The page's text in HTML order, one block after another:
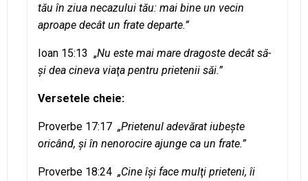
tău în ziua necazului tău: mai bine un vecin
aproape decât un frate departe.”
Ioan 15:13 „Nu este mai mare dragoste decât să-
şi dea cineva viaţa pentru prietenii săi.”
Versetele cheie:
Proverbe 17:17 „Prietenul adevărat iubeşte
oricând, şi în nenorocire ajunge ca un frate.”
Proverbe 18:24 „Cine îşi face mulţi prieteni, îi